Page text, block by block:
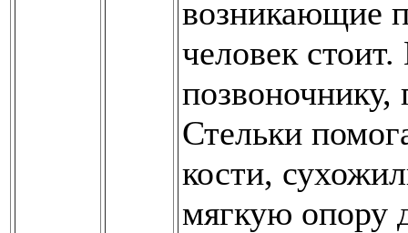
возникающие
человек
Стельки
кости,
мягкую опору